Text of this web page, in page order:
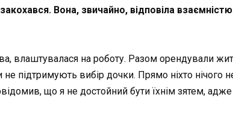
Вона, звичайно, відповіла
влаштувалася на роботу. Разом орендували
підтримують вибір дочки. Прямо ніхто нічого
що я не достойний бути їхнім зятем,